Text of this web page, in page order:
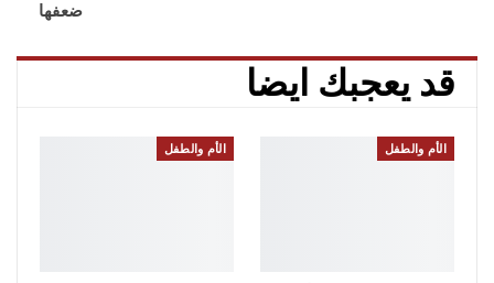
ضعفها
قد يعجبك ايضا
الأم والطفل الأم والطفل